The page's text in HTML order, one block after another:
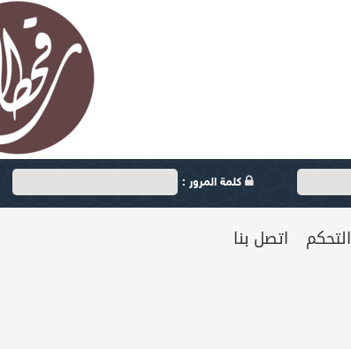
كلمة المرور :
التحكم اتصل بنا